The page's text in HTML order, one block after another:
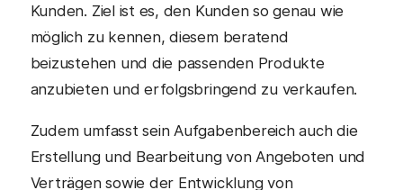
Kunden. Ziel ist es, den Kunden so genau wie
möglich zu kennen, diesem beratend
beizustehen und die passenden Produkte
anzubieten und erfolgsbringend zu verkaufen.
Zudem umfasst sein Aufgabenbereich auch die
Erstellung und Bearbeitung von Angeboten und
Verträgen sowie der Entwicklung von